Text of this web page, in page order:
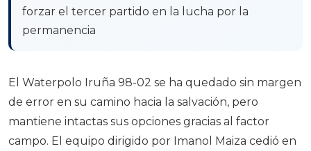
forzar el tercer partido en la lucha por la
permanencia
El Waterpolo Iruña 98-02 se ha quedado sin margen
de error en su camino hacia la salvación, pero
mantiene intactas sus opciones gracias al factor
campo. El equipo dirigido por Imanol Maiza cedió en